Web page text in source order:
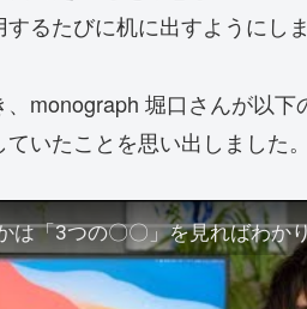
るたびに机に出すようにしま
monograph 堀口さんが以下
いたことを思い出しました。
は「3つの〇〇」を見ればわか